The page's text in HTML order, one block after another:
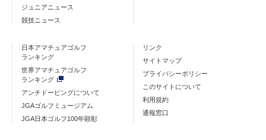
ジュニアニュース
競技ニュース
日本アマチュアゴルフ
ランキング
世界アマチュアゴルフ
ランキング
アンチドーピングについて
JGAゴルフミュージアム
JGA日本ゴルフ100年顕彰
リンク
サイトマップ
プライバシーポリシー
このサイトについて
利用規約
通報窓口